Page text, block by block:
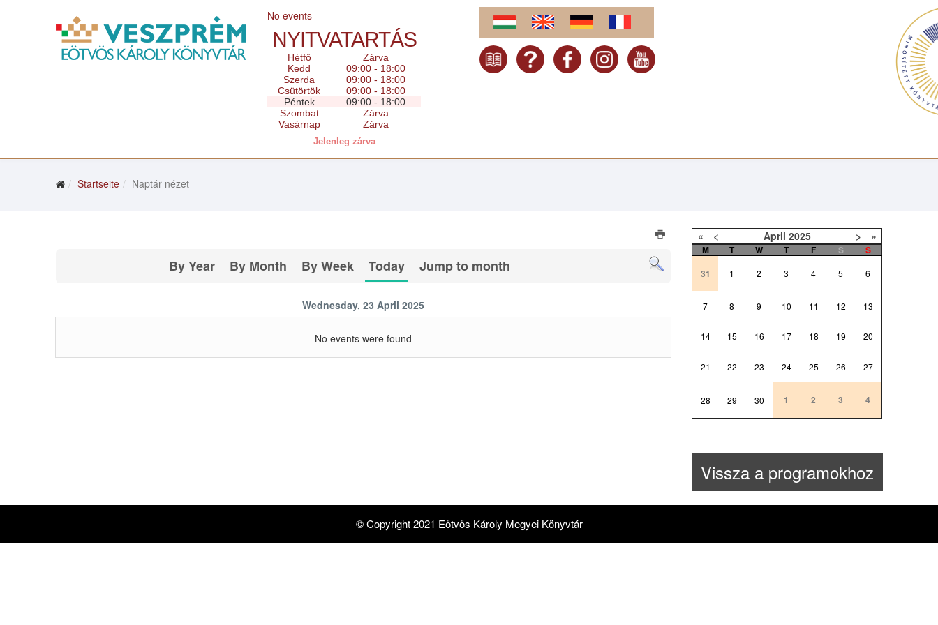
No events
NYITVATARTÁS
Hétfő
Zárva
Kedd
09:00 - 18:00
Szerda
09:00 - 18:00
Csütörtök
09:00 - 18:00
Péntek
09:00 - 18:00
Szombat
Zárva
Vasárnap
Zárva
Jelenleg zárva
Startseite Naptár nézet
By Year By Month By Week Today Jump to month
Wednesday, 23 April 2025
No events were found
« < April 2025 > »
M T W T F S
S
31
1 2 3 4 5 6
7 8 9 10 11 12 13
14 15 16 17 18 19 20
21 22 23 24 25 26 27
28 29 30 1 2 3 4
Vissza a programokhoz
© Copyright 2021 Eötvös Károly Megyei Könyvtár